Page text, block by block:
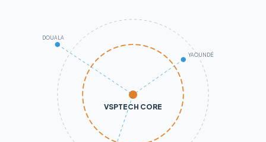
VSPTECH CORE
DOUALA
YAOUNDÉ